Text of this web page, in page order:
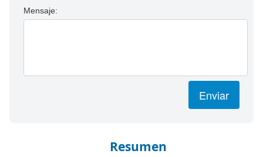
Mensaje:
Enviar
Resumen